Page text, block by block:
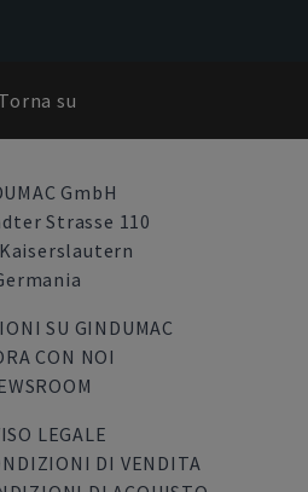
Torna su
GmbH
Strasse 110
SU GINDUMAC
CON NOI
LEGALE
DI VENDITA